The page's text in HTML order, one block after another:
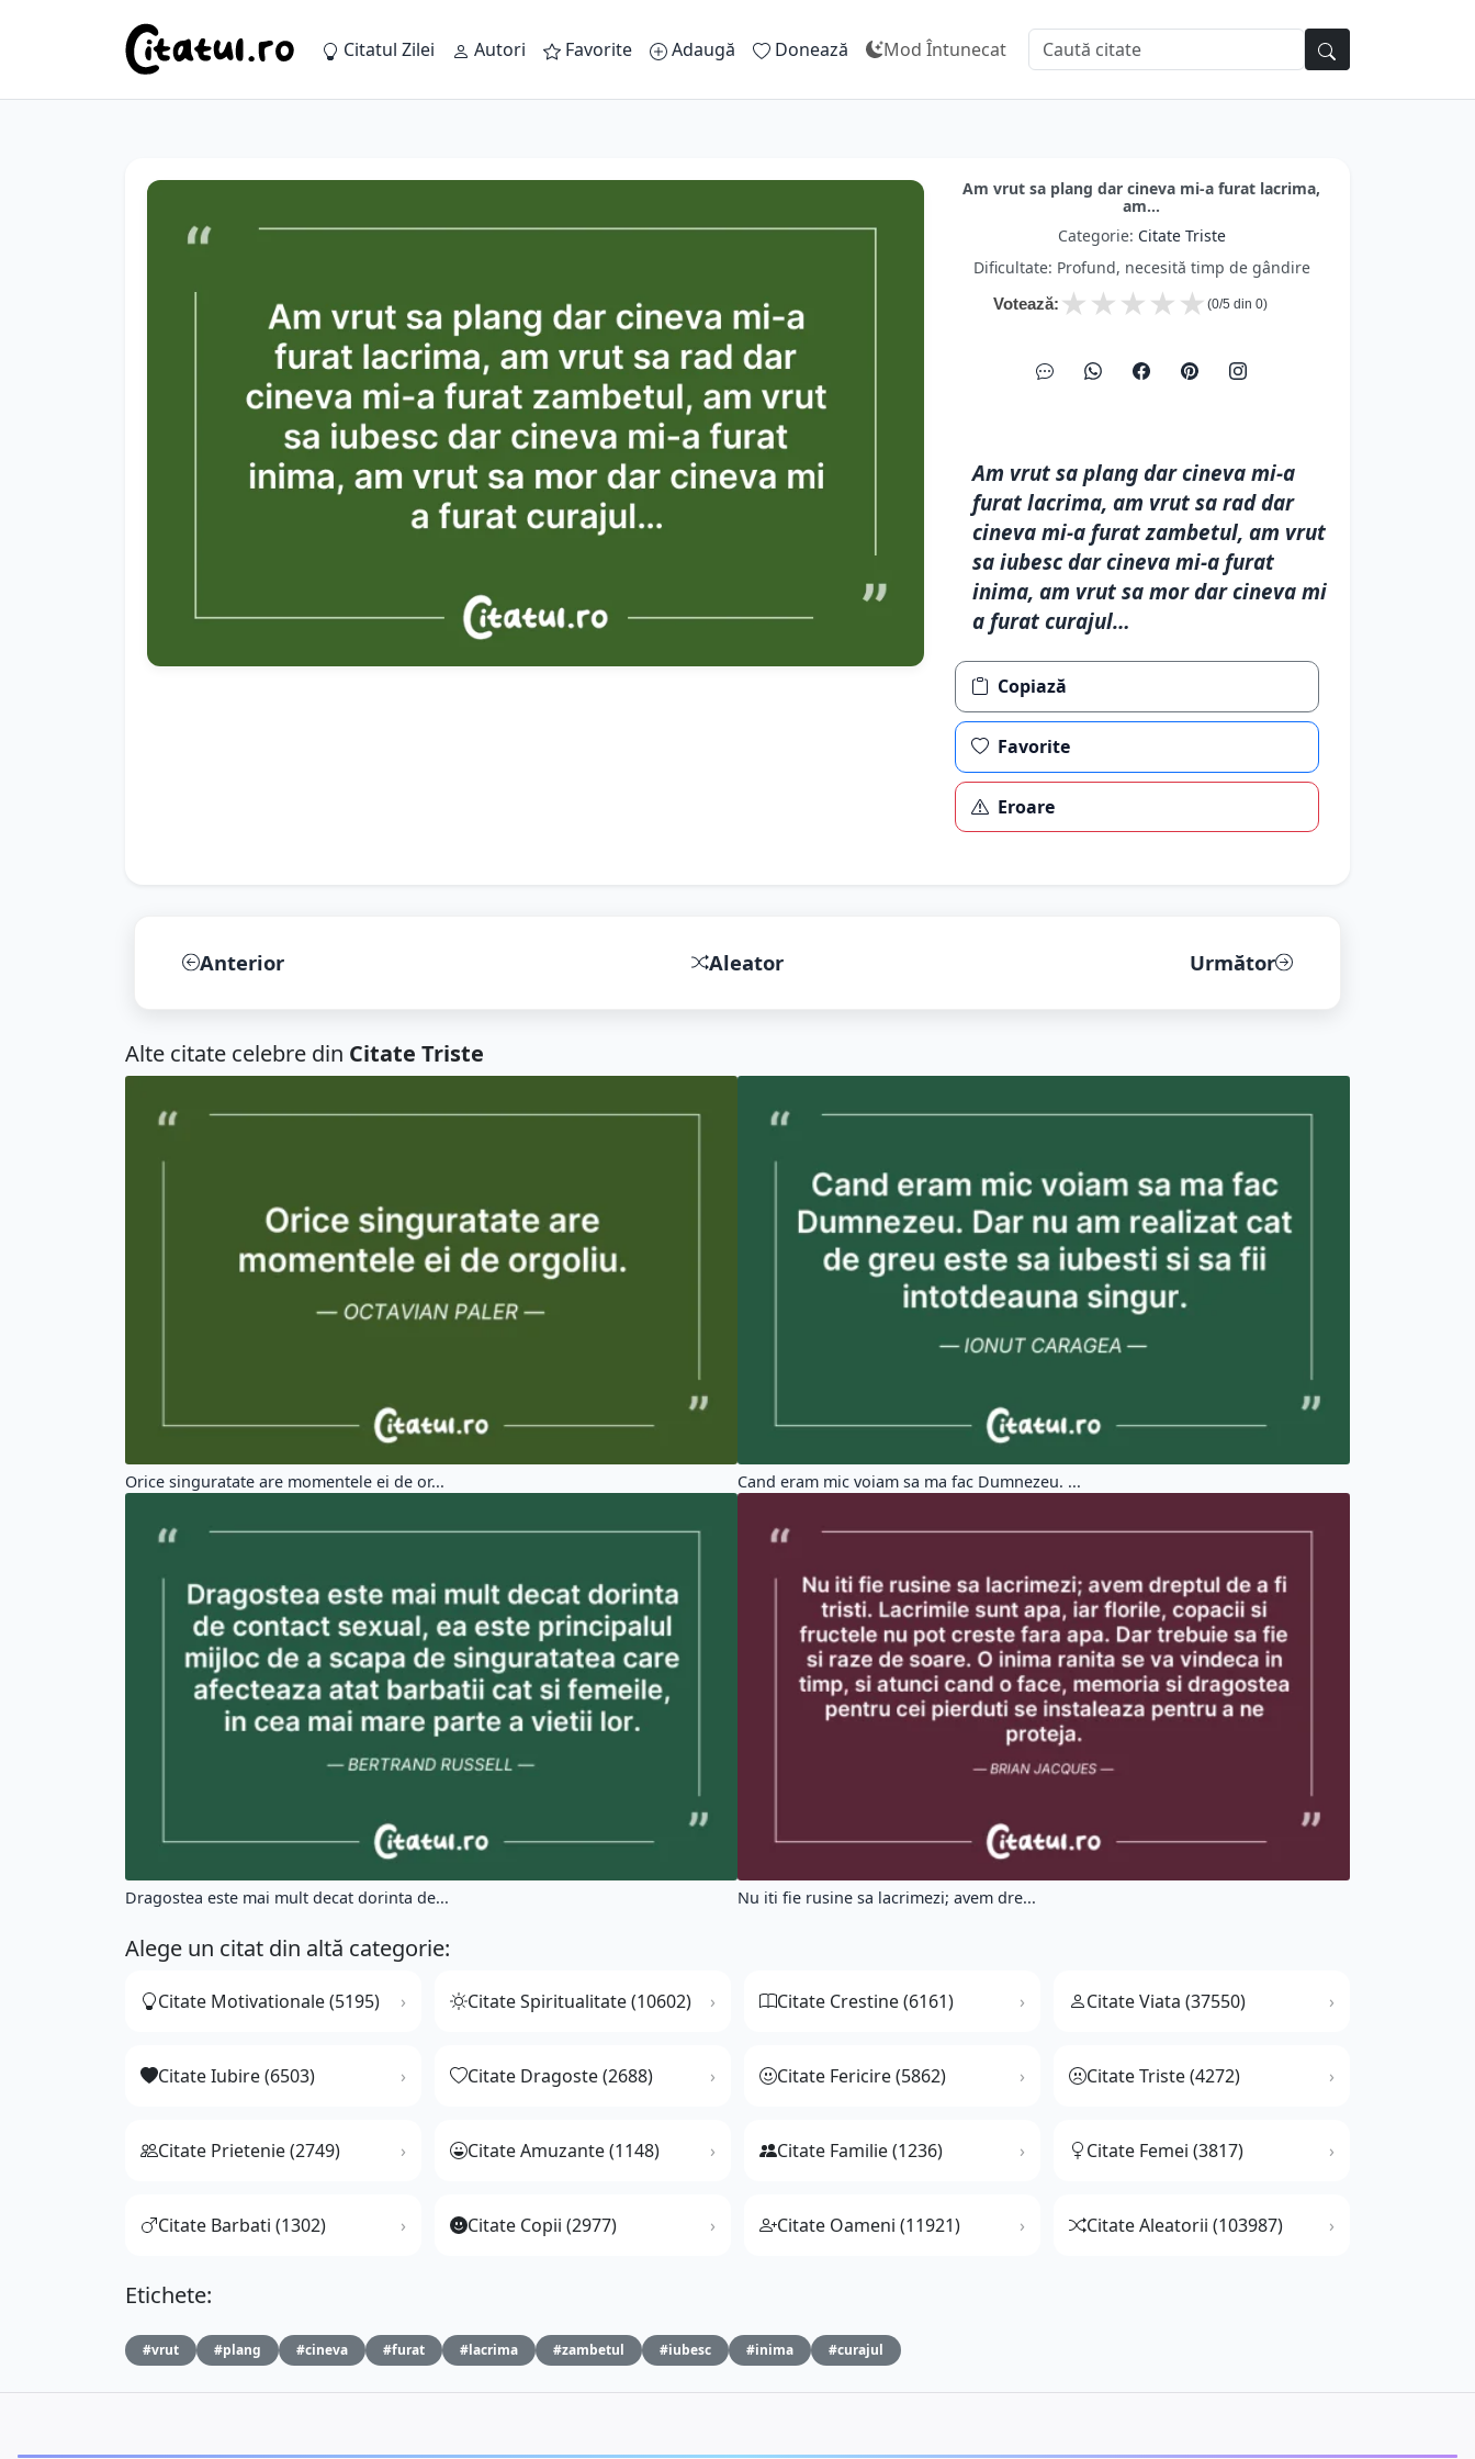
Citatul Zilei Autori Favorite Adaugă Donează Mod Întunecat
Am vrut sa plang dar cineva mi-a furat lacrima,
am...
Categorie: Citate Triste
Dificultate: Profund, necesită timp de gândire
Votează: ★
★
★
★
★ (0/5 din 0)
Am vrut sa plang dar cineva mi-a
furat lacrima, am vrut sa rad dar
cineva mi-a furat zambetul, am vrut
sa iubesc dar cineva mi-a furat
inima, am vrut sa mor dar cineva mi
a furat curajul…
Copiază
Favorite
Eroare
Anterior Aleator Următor
Alte citate celebre din Citate Triste
Orice singuratate are momentele ei de or... Cand eram mic voiam sa ma fac Dumnezeu. ...
Dragostea este mai mult decat dorinta de... Nu iti fie rusine sa lacrimezi; avem dre...
Alege un citat din altă categorie:
Citate Motivationale (5195) Citate Spiritualitate (10602) Citate Crestine (6161) Citate Viata (37550)
Citate Iubire (6503) Citate Dragoste (2688) Citate Fericire (5862) Citate Triste (4272)
Citate Prietenie (2749) Citate Amuzante (1148) Citate Familie (1236) Citate Femei (3817)
Citate Barbati (1302) Citate Copii (2977) Citate Oameni (11921) Citate Aleatorii (103987)
Etichete:
#vrut #plang #cineva #furat #lacrima #zambetul #iubesc #inima #curajul